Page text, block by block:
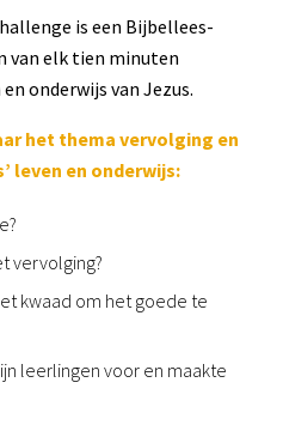
is een Bijbellees-
van elk tien minuten
onderwijs van Jezus.
het thema vervolging en
leven en onderwijs:
vervolging?
kwaad om het goede te
leerlingen voor en maakte